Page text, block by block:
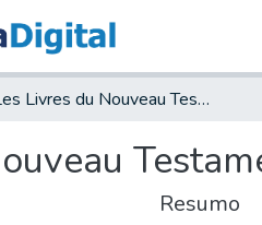
Les Livres du Nouveau Testament
Resumo